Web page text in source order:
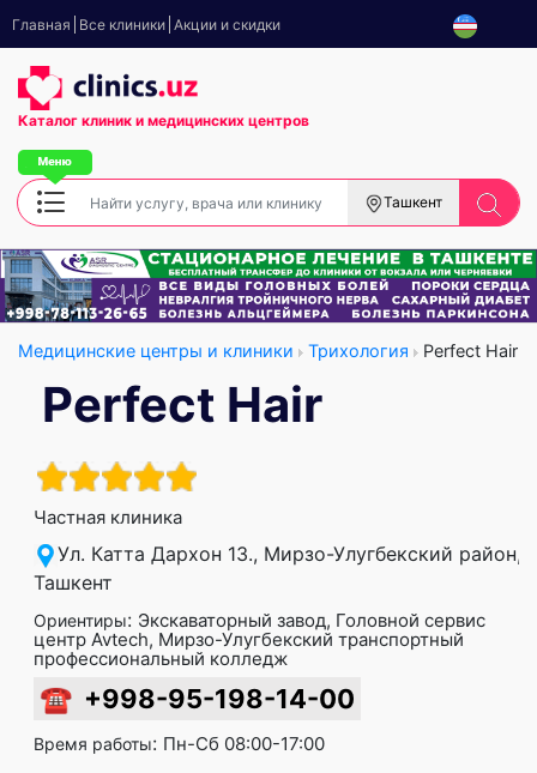
Главная Все клиники Акции и скидки
Каталог клиник и медицинских центров
Ташкент
Медицинские центры и клиники Трихология Perfect Hair
Perfect Hair
Частная клиника
Ул. Катта Дархон 13., Мирзо-Улугбекский район,
Ташкент
Ориентиры: Экскаваторный завод, Головной сервис
центр Avtech, Мирзо-Улугбекский транспортный
профессиональный колледж
☎ +998-95-198-14-00
Время работы: Пн-Сб 08:00-17:00